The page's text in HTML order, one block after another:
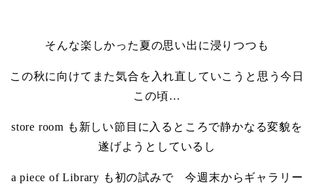
そんな楽しかった夏の思い出に浸りつつも
この秋に向けてまた気合を入れ直していこうと思う今日
この頃…
store room も新しい節目に入るところで静かなる変貌を
遂げようとしているし
a piece of Library も初の試みで 今週末からギャラリー